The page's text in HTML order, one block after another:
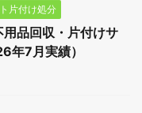
片付け処分
品回収・片付けサ
年7月実績）